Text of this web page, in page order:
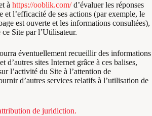
à https://ooblik.com/d’évaluer les réponses
et l’efficacité de ses actions (par exemple, le
est ouverte et les informations consultées),
Site par l’Utilisateur.
éventuellement recueillir des informations
d’autres sites Internet grâce à ces balises,
l’activité du Site à l’attention de
d’autres services relatifs à l’utilisation de
de juridiction.